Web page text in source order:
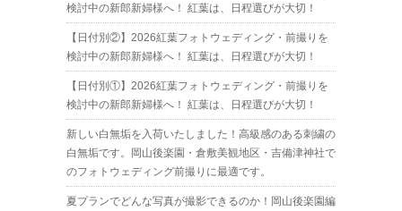
検討中の新郎新婦様へ！ 紅葉は、日程選びが大切！
【日付別②】2026紅葉フォトウェディング・前撮りを
検討中の新郎新婦様へ！ 紅葉は、日程選びが大切！
【日付別①】2026紅葉フォトウェディング・前撮りを
検討中の新郎新婦様へ！ 紅葉は、日程選びが大切！
新しい白無垢を入荷いたしました！高級感のある刺繍の
白無垢です。岡山後楽園・倉敷美観地区・吉備津神社で
のフォトウェディング前撮りに最適です。
夏プランでどんな写真が撮影できるのか！岡山後楽園編